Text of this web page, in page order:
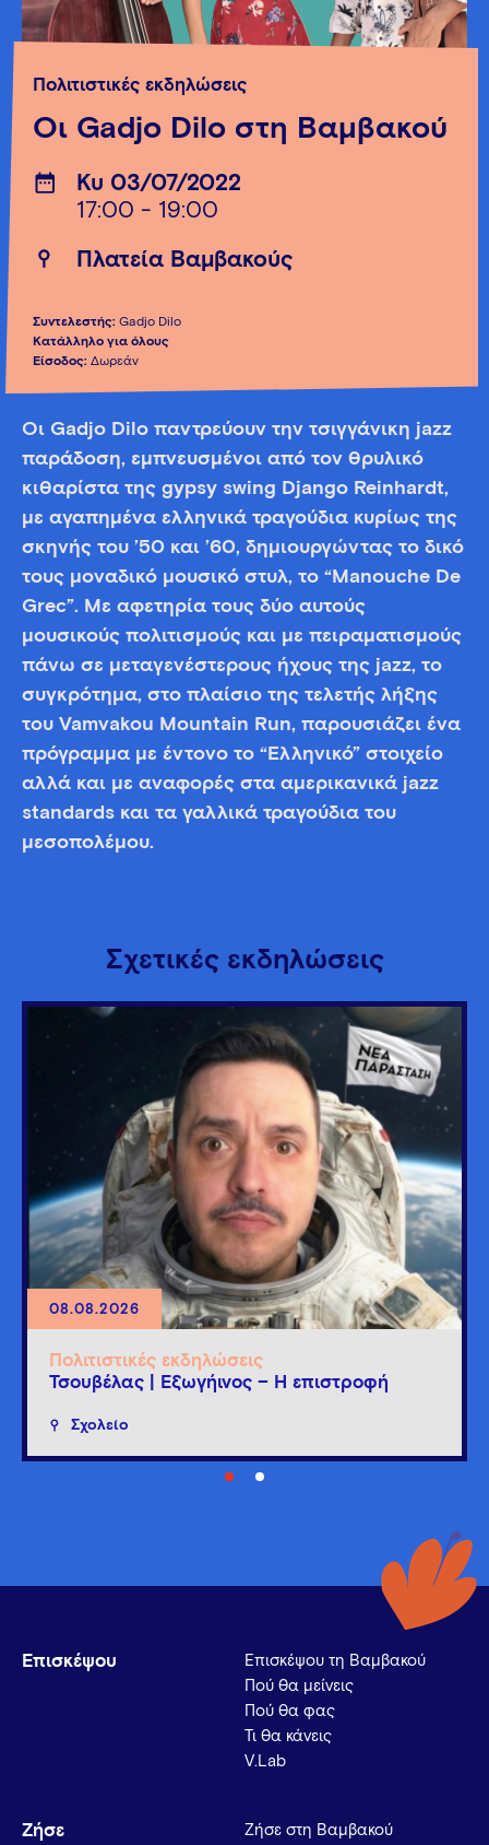
Πολιτιστικές εκδηλώσεις
Οι Gadjo Dilo στη Βαμβακού
Κυ 03/07/2022
17:00 - 19:00
Πλατεία Βαμβακούς
Συντελεστής: Gadjo Dilo
Κατάλληλο για όλους
Είσοδος: Δωρεάν
Οι Gadjo Dilo παντρεύουν την τσιγγάνικη jazz
παράδοση, εμπνευσμένοι από τον θρυλικό
κιθαρίστα της gypsy swing Django Reinhardt,
με αγαπημένα ελληνικά τραγούδια κυρίως της
σκηνής του ’50 και ’60, δημιουργώντας το δικό
τους μοναδικό μουσικό στυλ, το “Manouche De
Grec”. Με αφετηρία τους δύο αυτούς
μουσικούς πολιτισμούς και με πειραματισμούς
πάνω σε μεταγενέστερους ήχους της jazz, το
συγκρότημα, στο πλαίσιο της τελετής λήξης
του Vamvakou Mountain Run, παρουσιάζει ένα
πρόγραμμα με έντονο το “Ελληνικό” στοιχείο
αλλά και με αναφορές στα αμερικανικά jazz
standards και τα γαλλικά τραγούδια του
μεσοπολέμου.
Σχετικές εκδηλώσεις
08.08.2026
Πολιτιστικές εκδηλώσεις
Τσουβέλας | Εξωγήινος – Η επιστροφή
Σχολείο
Επισκέψου
Επισκέψου τη Βαμβακού
Πού θα μείνεις
Πού θα φας
Τι θα κάνεις
V.Lab
Ζήσε
Ζήσε στη Βαμβακού